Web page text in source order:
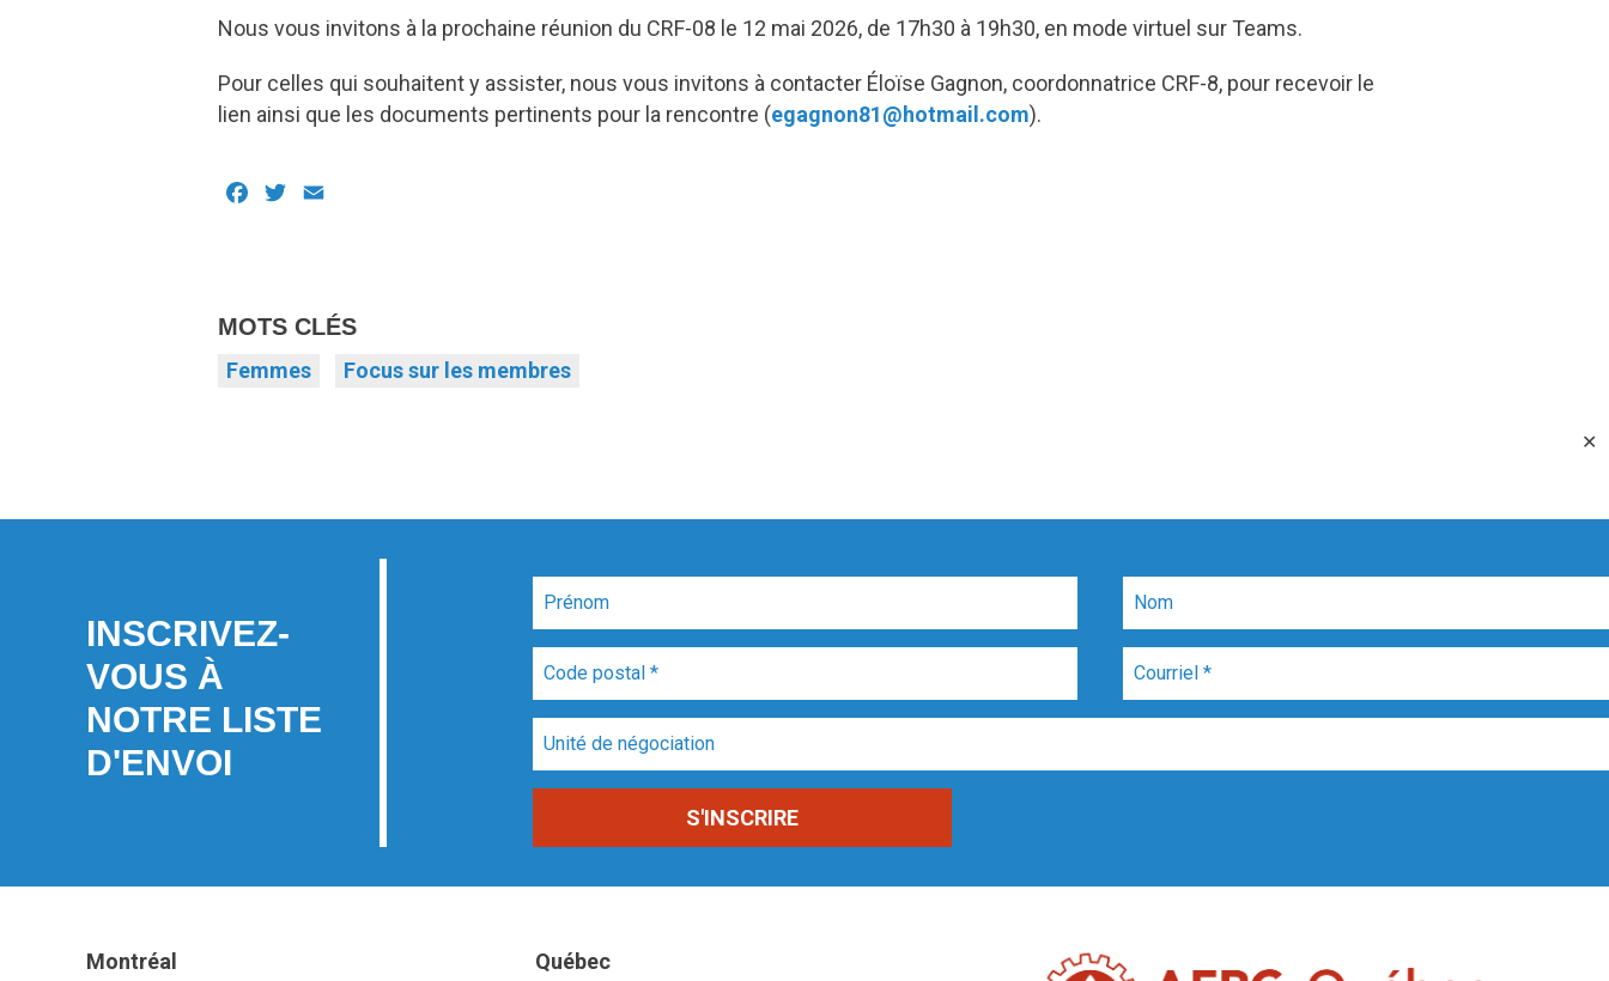
✕
Nous vous invitons à la prochaine réunion du CRF-08 le 12 mai 2026, de 17h30 à 19h30, en mode virtuel sur Teams.
Pour celles qui souhaitent y assister, nous vous invitons à contacter Éloïse Gagnon, coordonnatrice CRF-8, pour recevoir le
lien ainsi que les documents pertinents pour la rencontre (egagnon81@hotmail.com).
Facebook
Twitter
MOTS CLÉS
Femmes Focus sur les membres
INSCRIVEZ-
VOUS À
NOTRE LISTE
D'ENVOI
Montréal
Québec